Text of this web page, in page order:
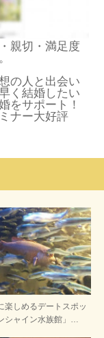
親切・満足度
の人と出会い
く結婚したい
をサポート！
ナー大好評
楽しめるデートスポッ
シャイン水族館」…